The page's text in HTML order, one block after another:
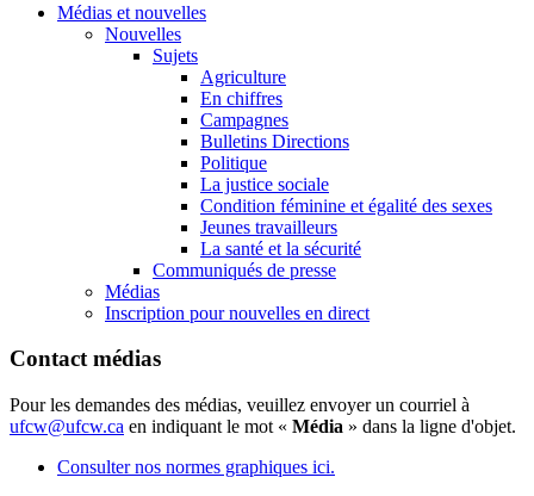
Médias et nouvelles
Nouvelles
Sujets
Agriculture
En chiffres
Campagnes
Bulletins Directions
Politique
La justice sociale
Condition féminine et égalité des sexes
Jeunes travailleurs
La santé et la sécurité
Communiqués de presse
Médias
Inscription pour nouvelles en direct
Contact médias
Pour les demandes des médias, veuillez envoyer un courriel à
ufcw@ufcw.ca en indiquant le mot « Média » dans la ligne d'objet.
Consulter nos normes graphiques ici.